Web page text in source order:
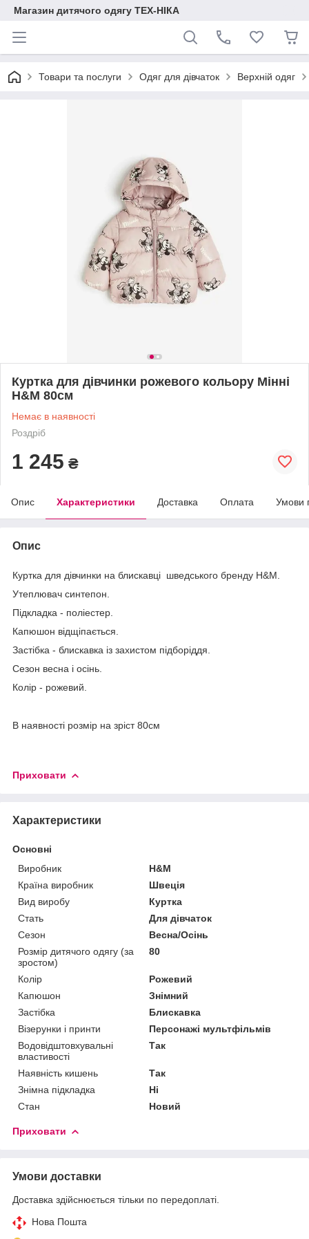
Магазин дитячого одягу ТЕХ-НІКА
Товари та послуги Одяг для дівчаток Верхній одяг
Куртка для дівчинки рожевого кольору Мінні
H&M 80см
Немає в наявності
Роздріб
1 245 ₴
Опис Характеристики Доставка Оплата Умови
Опис
Куртка для дівчинки на блискавці шведського бренду H&M.
Утеплювач синтепон.
Підкладка - поліестер.
Капюшон відщіпається.
Застібка - блискавка із захистом підборіддя.
Сезон весна і осінь.
Колір - рожевий.
В наявності розмір на зріст 80см
Приховати
Характеристики
Основні
Виробник
H&M
Країна виробник
Швеція
Вид виробу
Куртка
Стать
Для дівчаток
Сезон
Весна/Осінь
Розмір дитячого одягу (за
зростом)
80
Колір
Рожевий
Капюшон
Знімний
Застібка
Блискавка
Візерунки і принти
Персонажі мультфільмів
Водовідштовхувальні
властивості
Так
Наявність кишень
Так
Знімна підкладка
Ні
Стан
Новий
Приховати
Умови доставки
Доставка здійснюється тільки по передоплаті.
Нова Пошта